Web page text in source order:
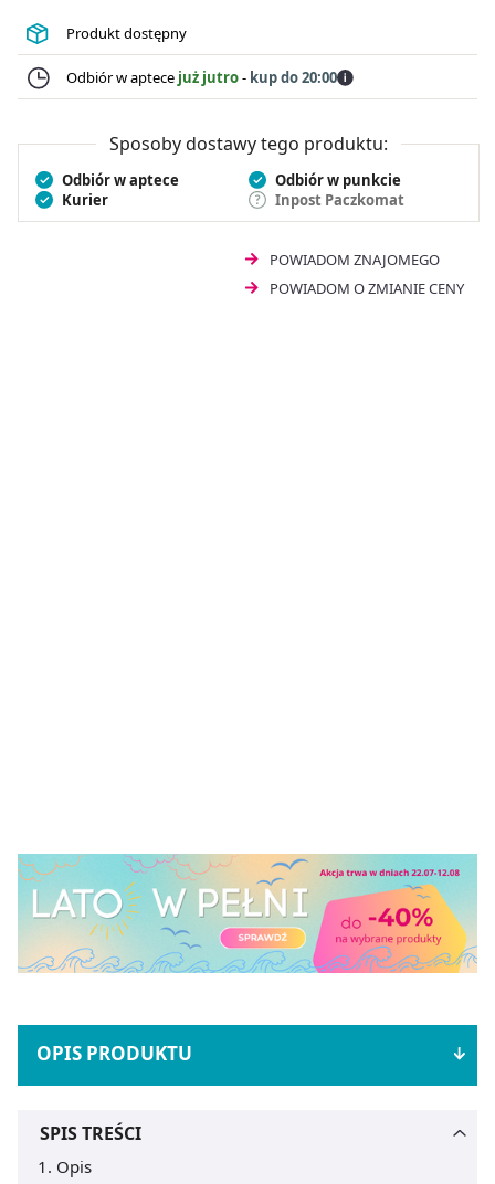
Produkt dostępny
Odbiór w aptece już jutro- kup do 20:00
Sposoby dostawy tego produktu:
Odbiór w aptece
Odbiór w punkcie
Kurier
Inpost Paczkomat
POWIADOM ZNAJOMEGO
POWIADOM O ZMIANIE CENY
OPIS PRODUKTU
SPIS TREŚCI
Opis